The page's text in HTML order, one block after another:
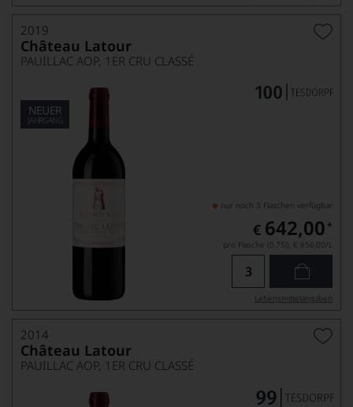
2019
Château Latour
PAUILLAC AOP, 1ER CRU CLASSÉ
NEUER
JAHRGANG
nur noch 3 Flaschen verfügbar
€ 642,00 *
pro Flasche (0.75l), € 856,00/L
Lebensmittel­angaben
2014
Château Latour
PAUILLAC AOP, 1ER CRU CLASSÉ